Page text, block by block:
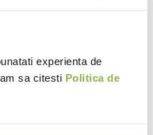
experienta de
sa citesti Politica de